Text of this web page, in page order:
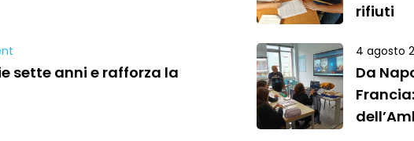
sette anni e rafforza la
rifiuti
4 agosto
Da